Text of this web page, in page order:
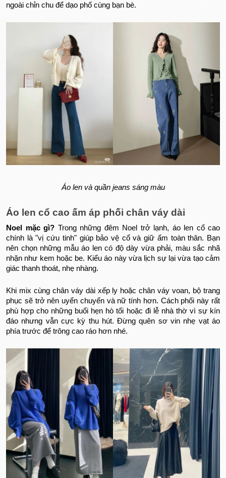
ngoài chỉn chu để dạo phố cùng bạn bè.
Áo len và quần jeans sáng màu
Áo len cổ cao ấm áp phối chân váy dài
Noel mặc gì? Trong những đêm Noel trở lạnh, áo len cổ cao
chính là "vị cứu tinh" giúp bảo vệ cổ và giữ ấm toàn thân. Bạn
nên chọn những mẫu áo len có độ dày vừa phải, màu sắc nhã
nhặn như kem hoặc be. Kiểu áo này vừa lịch sự lại vừa tạo cảm
giác thanh thoát, nhẹ nhàng.
Khi mix cùng chân váy dài xếp ly hoặc chân váy voan, bộ trang
phục sẽ trở nên uyển chuyển và nữ tính hơn. Cách phối này rất
phù hợp cho những buổi hẹn hò tối hoặc đi lễ nhà thờ vì sự kín
đáo nhưng vẫn cực kỳ thu hút. Đừng quên sơ vin nhẹ vạt áo
phía trước để trông cao ráo hơn nhé.